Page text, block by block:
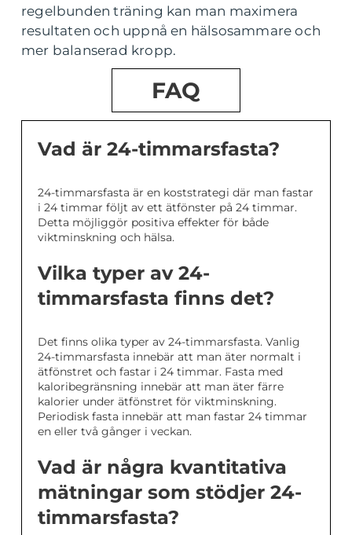
regelbunden träning kan man maximera
resultaten och uppnå en hälsosammare och
mer balanserad kropp.
FAQ
Vad är 24-timmarsfasta?
24-timmarsfasta är en koststrategi där man fastar
i 24 timmar följt av ett ätfönster på 24 timmar.
Detta möjliggör positiva effekter för både
viktminskning och hälsa.
Vilka typer av 24-
timmarsfasta finns det?
Det finns olika typer av 24-timmarsfasta. Vanlig
24-timmarsfasta innebär att man äter normalt i
ätfönstret och fastar i 24 timmar. Fasta med
kaloribegränsning innebär att man äter färre
kalorier under ätfönstret för viktminskning.
Periodisk fasta innebär att man fastar 24 timmar
en eller två gånger i veckan.
Vad är några kvantitativa
mätningar som stödjer 24-
timmarsfasta?